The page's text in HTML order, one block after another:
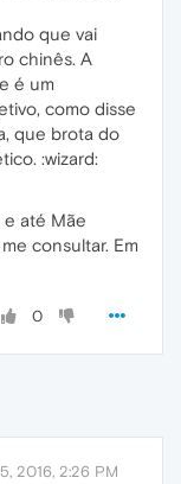
que vai
chinês. A
é um
como disse
que brota do
:wizard:
e até Mãe
consultar. Em
0
2016, 2:26 PM